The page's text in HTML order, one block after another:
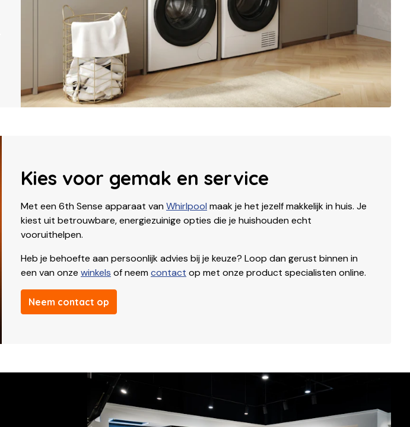
Kies voor gemak en service
Met een 6th Sense apparaat vanWhirlpool maak je het jezelf makkelijk in huis. Je
kiest uit betrouwbare, energiezuinige opties die je huishouden echt
vooruithelpen.
Heb je behoefte aan persoonlijk advies bij je keuze? Loop dan gerust binnen in
een van onze winkels of neemcontact op met onze product specialisten online.
Neem contact op